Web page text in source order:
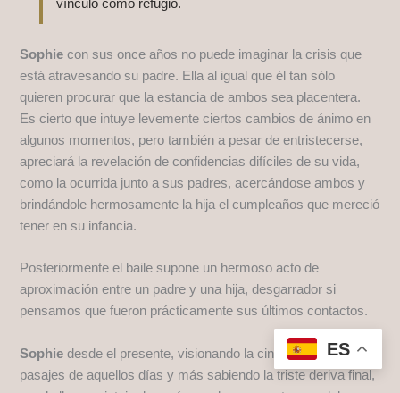
vínculo como refugio.
Sophie con sus once años no puede imaginar la crisis que
está atravesando su padre. Ella al igual que él tan sólo
quieren procurar que la estancia de ambos sea placentera.
Es cierto que intuye levemente ciertos cambios de ánimo en
algunos momentos, pero también a pesar de entristecerse,
apreciará la revelación de confidencias difíciles de su vida,
como la ocurrida junto a sus padres, acercándose ambos y
brindándole hermosamente la hija el cumpleaños que mereció
tener en su infancia.
Posteriormente el baile supone un hermoso acto de
aproximación entre un padre y una hija, desgarrador si
pensamos que fueron prácticamente sus últimos contactos.
Sophie desde el presente, visionando la cinta y recordando
pasajes de aquellos días y más sabiendo la triste deriva final,
ES